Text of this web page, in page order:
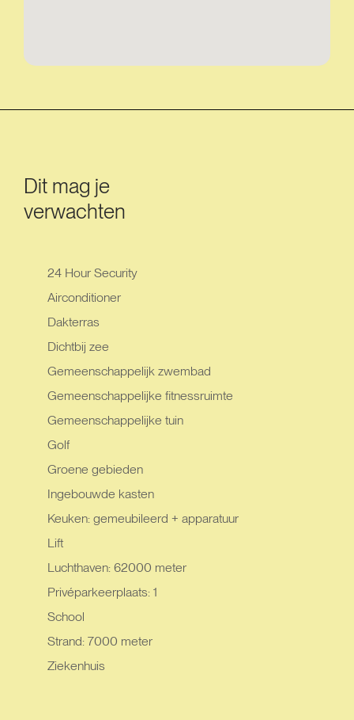
Dit mag je
verwachten
24 Hour Security
Airconditioner
Dakterras
Dichtbij zee
Gemeenschappelijk zwembad
Gemeenschappelijke fitnessruimte
Gemeenschappelijke tuin
Golf
Groene gebieden
Ingebouwde kasten
Keuken: gemeubileerd + apparatuur
Lift
Luchthaven: 62000 meter
Privéparkeerplaats: 1
School
Strand: 7000 meter
Ziekenhuis